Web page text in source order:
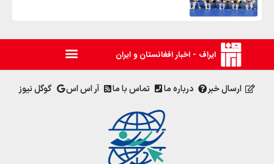
ایراف - اخبار افغانستان و ایران
ارسال خبر درباره ما تماس با ما آر اس اس گوگل نیوز